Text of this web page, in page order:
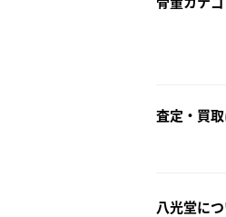
査定・買
八光堂に